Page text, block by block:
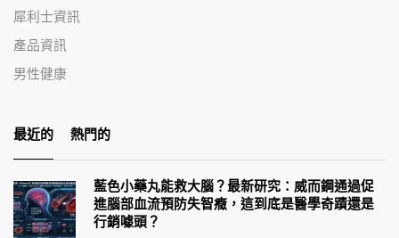
犀利士資訊
產品資訊
男性健康
最近的 熱門的
藍色小藥丸能救大腦？最新研究：威而鋼通過促
進腦部血流預防失智癥，這到底是醫學奇蹟還是
行銷噱頭？